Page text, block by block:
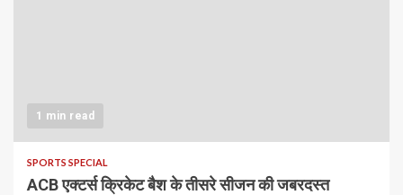
1 min read
SPORTS SPECIAL
ACB एक्टर्स क्रिकेट बैश के तीसरे सीजन की जबरदस्त